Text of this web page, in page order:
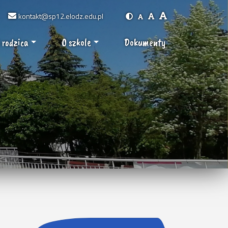
kontakt@sp12.elodz.edu.pl
O szkole Dokumenty